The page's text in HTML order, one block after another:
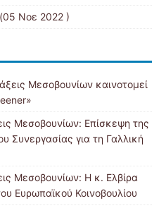
Νοε 2022 )
Μεσοβουνίων καινοτομεί
Μεσοβουνίων: Επίσκεψη της
Συνεργασίας για τη Γαλλική
Μεσοβουνίων: Η κ. Ελβίρα
Ευρωπαϊκού Κοινοβουλίου